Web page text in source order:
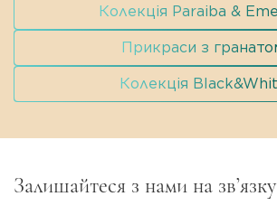
Колекція Paraiba &
Прикраси з
Колекція
Залишайтеся з нами на зв’язку